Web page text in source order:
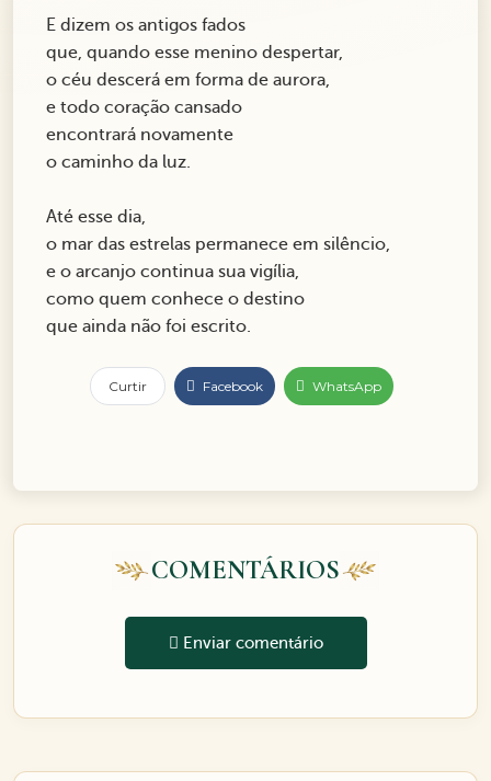
E dizem os antigos fados
que, quando esse menino despertar,
o céu descerá em forma de aurora,
e todo coração cansado
encontrará novamente
o caminho da luz.
Até esse dia,
o mar das estrelas permanece em silêncio,
e o arcanjo continua sua vigília,
como quem conhece o destino
que ainda não foi escrito.
Curtir Facebook WhatsApp
COMENTÁRIOS
Enviar comentário